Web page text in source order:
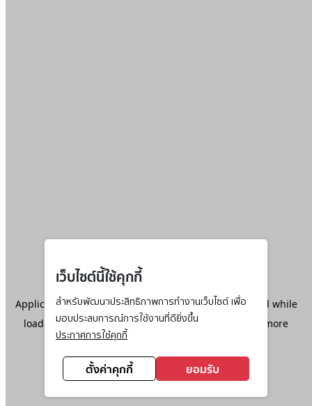
เว็บไซต์นี้ใช้คุกกี้
สำหรับพัฒนาประสิทธิภาพการทำงานเว็บไซต์ เพื่อ
มอบประสบการณ์การใช้งานที่ดียิ่งขึ้น
ประกาศการใช้คุกกี้
ตั้งค่าคุกกี้ ยอมรับ
Application error: aclient-side exception has occurred while
loadingwww.ktc.co.th(see the browser console
for more
information).